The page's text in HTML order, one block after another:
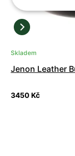
Skladem
Jenon Leather
3450 Kč